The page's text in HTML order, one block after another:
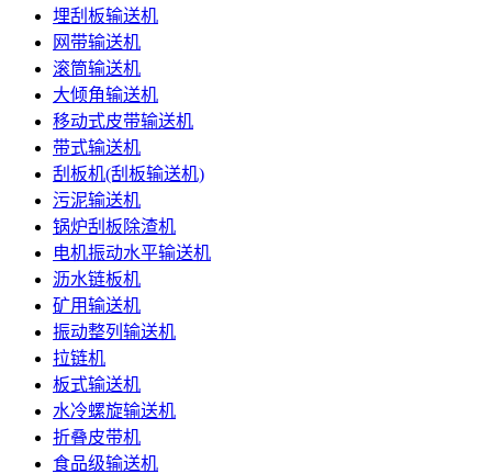
埋刮板输送机
网带输送机
滚筒输送机
大倾角输送机
移动式皮带输送机
带式输送机
刮板机(刮板输送机)
污泥输送机
锅炉刮板除渣机
电机振动水平输送机
沥水链板机
矿用输送机
振动整列输送机
拉链机
板式输送机
水冷螺旋输送机
折叠皮带机
食品级输送机